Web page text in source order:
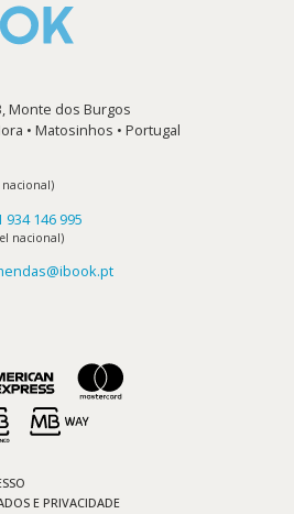
Monte dos Burgos
• Matosinhos • Portugal
934 146 995
nacional)
E PRIVACIDADE